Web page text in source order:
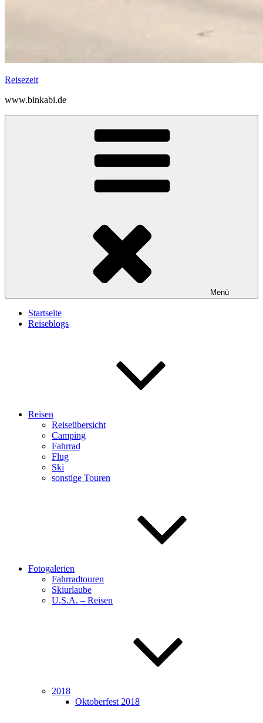
Reisezeit
www.binkabi.de
Menü
Startseite
Reiseblogs
Reisen
Reiseübersicht
Camping
Fahrrad
Flug
Ski
sonstige Touren
Fotogalerien
Fahrradtouren
Skiurlaube
U.S.A. – Reisen
2018
Oktoberfest 2018